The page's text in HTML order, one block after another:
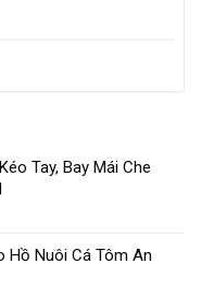
Tay, Bay Mái Che
Hồ Nuôi Cá Tôm An